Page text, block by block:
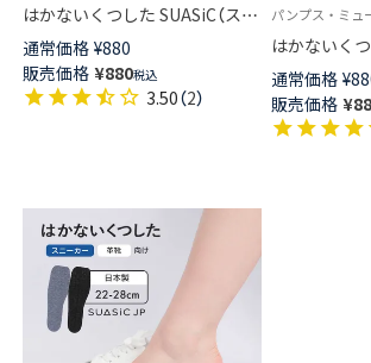
はかないくつした SUASiC（スア
シック） 下駄用 足袋 抗菌防臭 ソ
ックス レディース 96405201
通常価格 ¥880
販売価格 ¥880税込
3.50（2）
はかないく
シック） ス
抗菌防臭 ソ
ィース 【365
96405001
通常価格 ¥
販売価格 ¥